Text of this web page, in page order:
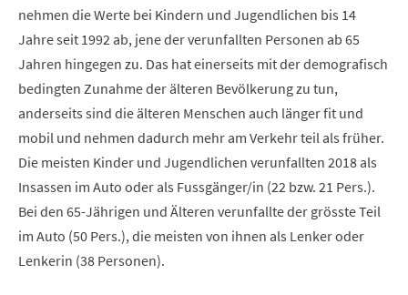
nehmen die Werte bei Kindern und Jugendlichen bis 14
Jahre seit 1992 ab, jene der verunfallten Personen ab 65
Jahren hingegen zu. Das hat einerseits mit der demografisch
bedingten Zunahme der älteren Bevölkerung zu tun,
anderseits sind die älteren Menschen auch länger fit und
mobil und nehmen dadurch mehr am Verkehr teil als früher.
Die meisten Kinder und Jugendlichen verunfallten 2018 als
Insassen im Auto oder als Fussgänger/in (22 bzw. 21 Pers.).
Bei den 65-Jährigen und Älteren verunfallte der grösste Teil
im Auto (50 Pers.), die meisten von ihnen als Lenker oder
Lenkerin (38 Personen).